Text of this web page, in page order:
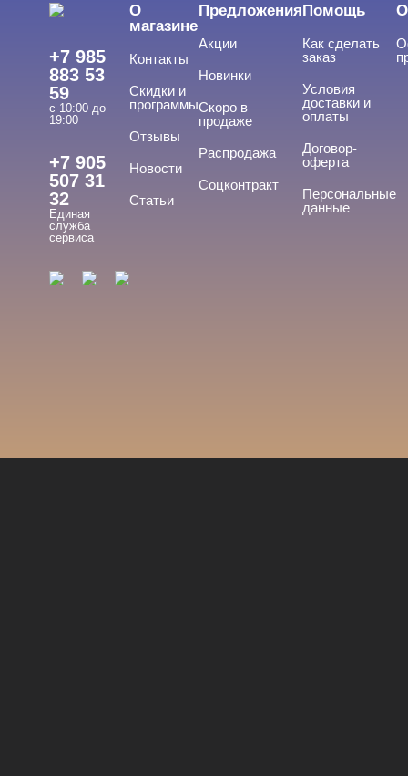
+7 985
883 53
59
с 10:00 до
19:00
+7 905
507 31
32
Единая
служба
сервиса
О
магазине
Контакты
Скидки и
программы
Отзывы
Новости
Статьи
Предложения
Акции
Новинки
Скоро в
продаже
Распродажа
Соцконтракт
Помощь
Как сделать
заказ
Условия
доставки и
оплаты
Договор-
оферта
Персональные
данные